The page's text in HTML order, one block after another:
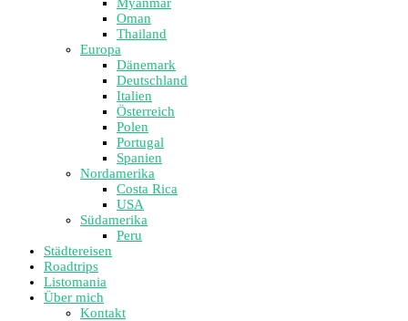
Oman
Thailand
Europa
Dänemark
Deutschland
Italien
Österreich
Polen
Portugal
Spanien
Nordamerika
Costa Rica
USA
Südamerika
Peru
Städtereisen
Roadtrips
Listomania
Über mich
Kontakt